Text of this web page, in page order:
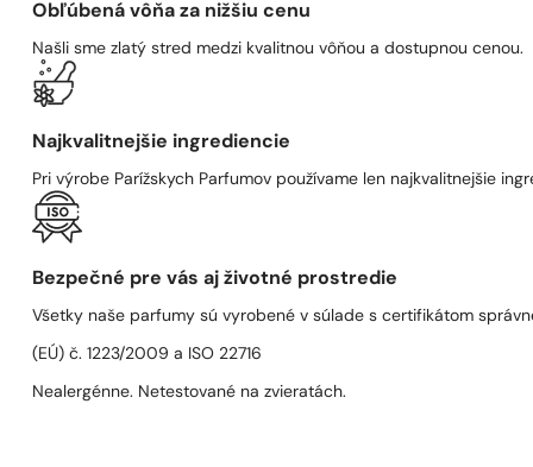
Obľúbená vôňa za nižšiu cenu
Našli sme zlatý stred medzi kvalitnou vôňou a dostupnou cenou.
Najkvalitnejšie ingrediencie
Pri výrobe Parížskych Parfumov používame len najkvalitnejšie
Bezpečné pre vás aj životné prostredie
Všetky naše parfumy sú vyrobené v súlade s certifikátom
(EÚ) č. 1223/2009 a ISO 22716
Nealergénne. Netestované na zvieratách.